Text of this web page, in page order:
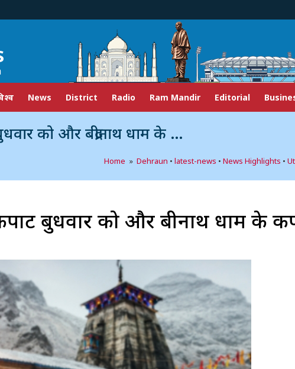
News District Radio Ram Mandir Editorial
बद्रीनाथ धाम के कपाट गुरुवार को खुलेंगे
Home » Dehraun • latest-news • News Highlights •
बुधवार को और बद्रीनाथ धाम के